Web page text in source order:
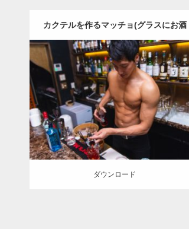
カクテルを作るマッチョ(グラスにお酒
を注ぐ)
Update:2021.07.1
Category:バーのマッチョ
ダウンロード
ダウンロード